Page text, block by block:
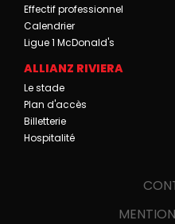
Effectif professionnel
Calendrier
Ligue 1 McDonald's
ALLIANZ RIVIERA
Le stade
Plan d'accès
Billetterie
Hospitalité